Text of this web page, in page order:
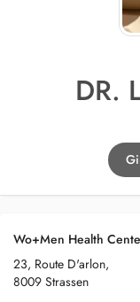
DR.
Wo+Men Health
23, Route D'arlon,
8009 Strassen